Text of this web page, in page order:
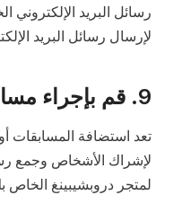
رسائل البريد الإلكتروني
لإرسال رسائل البريد
9. قم بإجراء مسابقات أو هدايا مجانية
تعد استضافة المسابقات أو
لإشراك الأشخاص وجمع
لمتجر دروبشيبينغ الخاص